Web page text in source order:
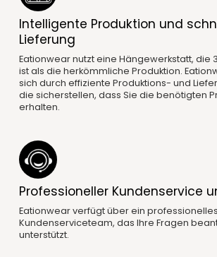
Intelligente Produktion und
Lieferung
Eationwear nutzt eine Hängewerkstatt, die
ist als die herkömmliche Produktion.
sich durch effiziente Produktions- und
die sicherstellen, dass Sie die benötigten
erhalten.
Professioneller Kundenservice
Eationwear verfügt über ein professionelles
Kundenserviceteam, das Ihre Fragen
unterstützt.